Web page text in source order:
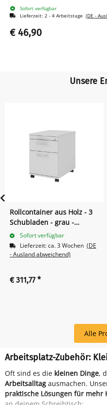
Sofort verfügbar
Lieferzeit: 2 - 4 Arbeitstage (DE -
€ 46,90
Unsere
Rollcontainer aus Holz - 3
Schubladen - grau -
Relinggriff Kunststoff
Sofort verfügbar
Lieferzeit:ca. 3 Wochen (DE
- Ausland abweichend)
€ 311,77*
Alle
Arbeitsplatz-Zubehör:
Oft sind es die kleinen Dinge,
Arbeitsalltag ausmachen.
praktische Lösungen für